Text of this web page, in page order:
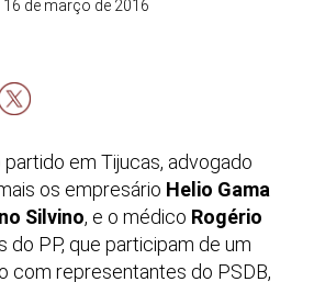
16 de março de 2016
em Tijucas, advogado
os empresário Helio Gama
Silvino, e o médico Rogério
do PP, que participam de um
com representantes do PSDB,